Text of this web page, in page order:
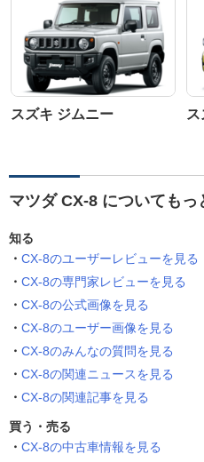
スズキ ジムニー
マツダ CX-8 についてもっ
知る
CX-8のユーザーレビューを見る
CX-8の専門家レビューを見る
CX-8の公式画像を見る
CX-8のユーザー画像を見る
CX-8のみんなの質問を見る
CX-8の関連ニュースを見る
CX-8の関連記事を見る
買う・売る
CX-8の中古車情報を見る